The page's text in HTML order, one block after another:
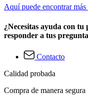
Aquí puede encontrar
¿Necesitas ayuda con tu
responder a tus
Contacto
Calidad probada
Compra de manera segura